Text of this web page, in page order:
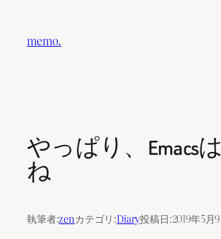
memo.
やっぱり、Emacs
ね
執筆者:zenカテゴリ:Diary投稿日:2019年5月